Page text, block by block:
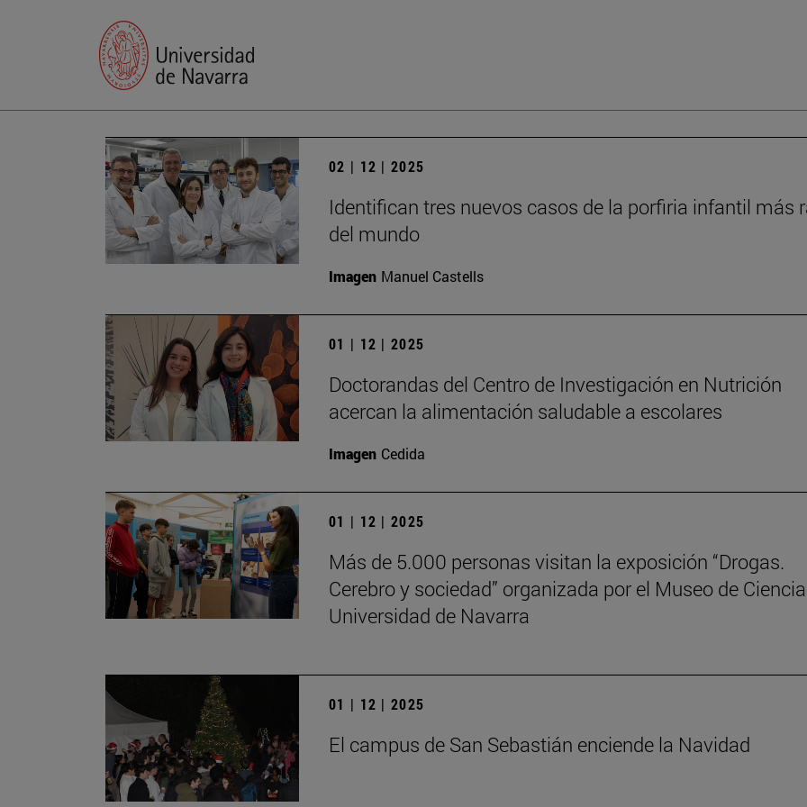
02 | 12 | 2025
Identifican tres nuevos casos de la porfiria infantil más
del mundo
Imagen Manuel Castells
01 | 12 | 2025
Doctorandas del Centro de Investigación en Nutrición
acercan la alimentación saludable a escolares
Imagen Cedida
01 | 12 | 2025
Más de 5.000 personas visitan la exposición “Drogas.
Cerebro y sociedad” organizada por el Museo de
Universidad de Navarra
01 | 12 | 2025
El campus de San Sebastián enciende la Navidad